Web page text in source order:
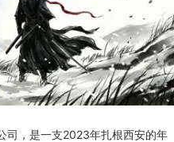
司，是一支2023年扎根西安的年